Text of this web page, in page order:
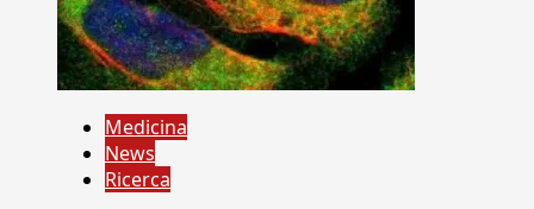
Medicina
News
Ricerca